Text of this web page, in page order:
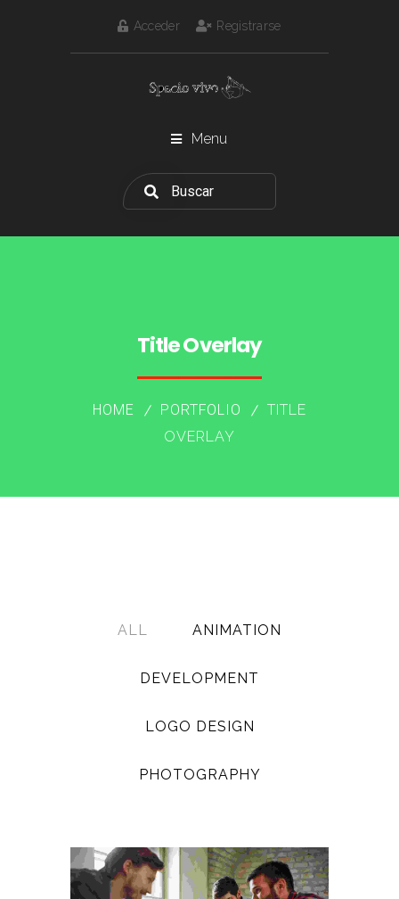
Acceder Registrarse
Menu
Title Overlay
HOME PORTFOLIO
TITLE
OVERLAY
ALL ANIMATION
DEVELOPMENT
LOGO DESIGN
PHOTOGRAPHY